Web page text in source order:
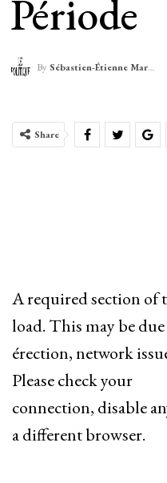
Période
By Sébastien-Étienne Marechal
Share
A required section of
load. This may be
érection, network
Please check your
connection, disable
a different browser.